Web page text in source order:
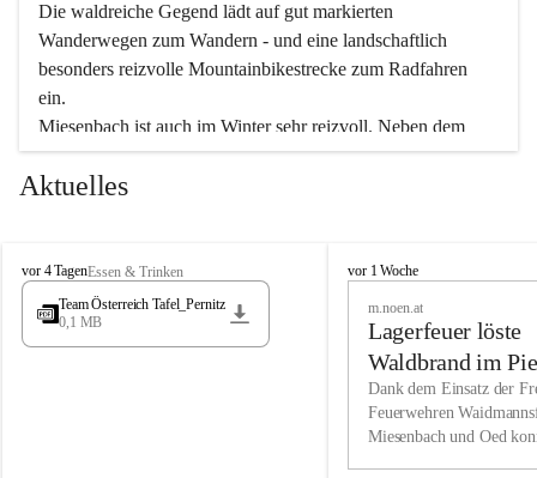
Die waldreiche Gegend lädt auf gut markierten
Wanderwegen zum Wandern - und eine landschaftlich
besonders reizvolle Mountainbikestrecke zum Radfahren
ein.
Miesenbach ist auch im Winter sehr reizvoll. Neben dem
Eisstockschießen gibt es auf dem nahe gelegenen Unterberg
wunderschöne Naturschneepisten, die zum Schifahren oder
vielfältige Angebot unserer Kulturvereine.
Überzeugen Sie sich selbst, dass Sie in Miesenbach sowie
in den Beherbergungsbetrieben, Gaststätten und urigen
Wir kennen Miesenbach als lebens- und liebenswerten Ort.
Tradition und Innovation werden ebenso groß geschrieben
Aktuelles
M
i
s
vor 4 TagenEssen & Trinken
Team Österreich Tafel_Pernitz
0,1 MB
M
h
vor 1 Woche
m.noen.at
Lagerfeuer löste
Waldbrand im
aus
Dank dem Einsatz der
Feuerwehren
Miesenbach und Oed